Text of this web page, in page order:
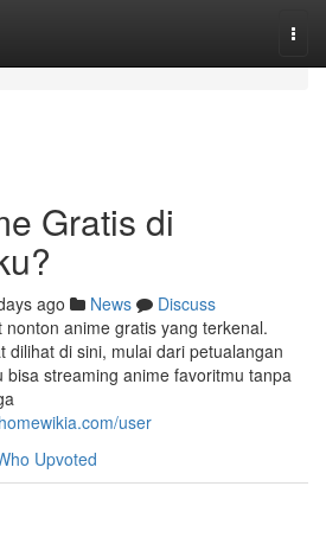
Gratis di
ago News
Discuss
anime gratis yang terkenal.
dilihat di sini, mulai dari petualangan
bisa streaming anime favoritmu tanpa
user
Upvoted